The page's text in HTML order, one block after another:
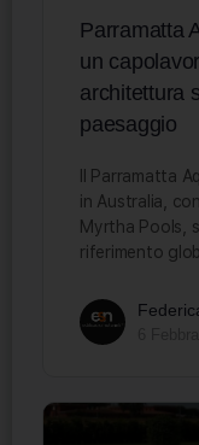
Parramatta
un
architettura
paesaggio
Il Parramatta
in Australia,
Myrtha Pools,
riferimento